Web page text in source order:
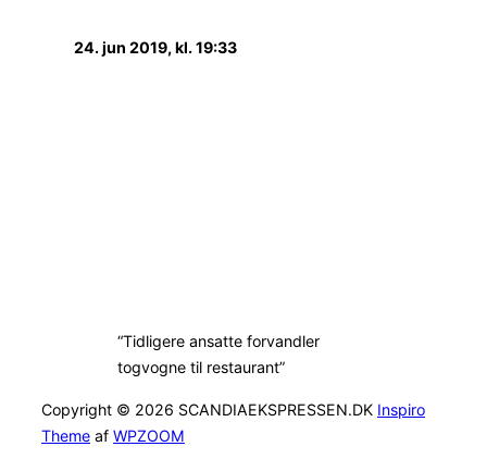
24. jun 2019, kl. 19:33
“Tidligere ansatte forvandler
togvogne til restaurant”
Copyright © 2026 SCANDIAEKSPRESSEN.DK Inspiro
Theme af WPZOOM